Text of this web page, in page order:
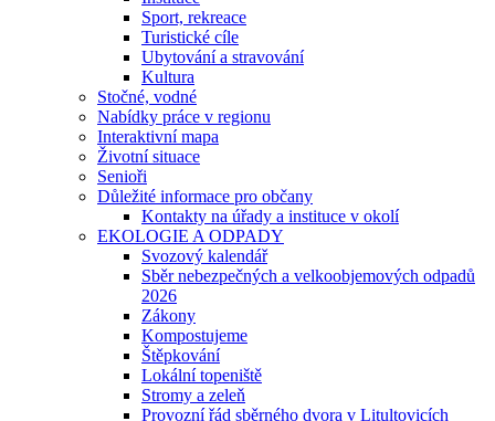
Sport, rekreace
Turistické cíle
Ubytování a stravování
Kultura
Stočné, vodné
Nabídky práce v regionu
Interaktivní mapa
Životní situace
Senioři
Důležité informace pro občany
Kontakty na úřady a instituce v okolí
EKOLOGIE A ODPADY
Svozový kalendář
Sběr nebezpečných a velkoobjemových odpadů
2026
Zákony
Kompostujeme
Štěpkování
Lokální topeniště
Stromy a zeleň
Provozní řád sběrného dvora v Litultovicích